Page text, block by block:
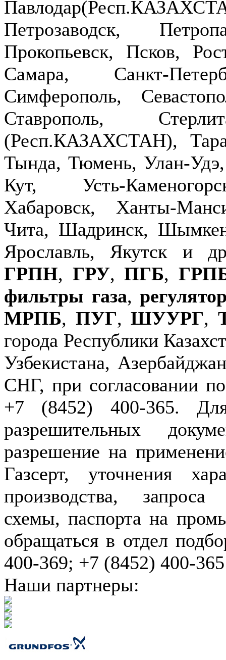
Петрозаводск,
Прокопьевск, Псков,
Самара, Санкт-
Симферополь,
Ставрополь,
(Респ.КАЗАХСТАН),
Тында, Тюмень, Улан-
Кут, Усть-
Хабаровск, Ханты-
Чита, Шадринск,
Ярославль, Якутск и
ГРПН, ГРУ,ПГБ,
фильтры газа,
МРПБ, ПУГ,ШУУРГ,
города Республики
Узбекистана,
СНГ, при согласовании
+7 (8452) 400-365.
разрешительных
разрешение на
Газсерт, уточнения
производства,
схемы, паспорта на
обращаться в отдел
400-369; +7 (8452) 400-365
Наши партнеры: